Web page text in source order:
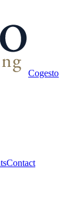
Cogesto
Contact